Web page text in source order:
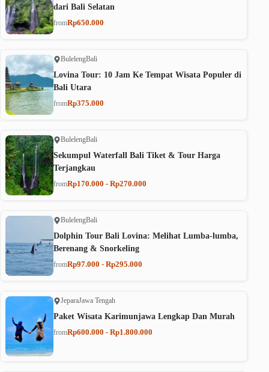
dari Bali Selatan
fromRp650.000
BulelengBali
Lovina Tour: 10 Jam Ke Tempat Wisata Populer di
Bali Utara
fromRp375.000
BulelengBali
Sekumpul Waterfall Bali Tiket & Tour Harga
Terjangkau
fromRp170.000 - Rp270.000
BulelengBali
Dolphin Tour Bali Lovina: Melihat Lumba-lumba,
Berenang & Snorkeling
fromRp97.000 - Rp295.000
JeparaJawa Tengah
Paket Wisata Karimunjawa Lengkap Dan Murah
fromRp600.000 - Rp1.800.000